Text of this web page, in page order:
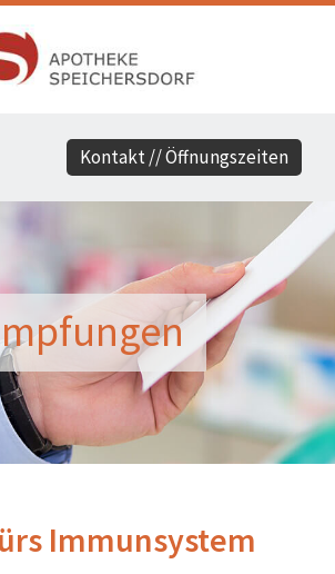
Immunsystem
Kontakt // Öffnungszeiten